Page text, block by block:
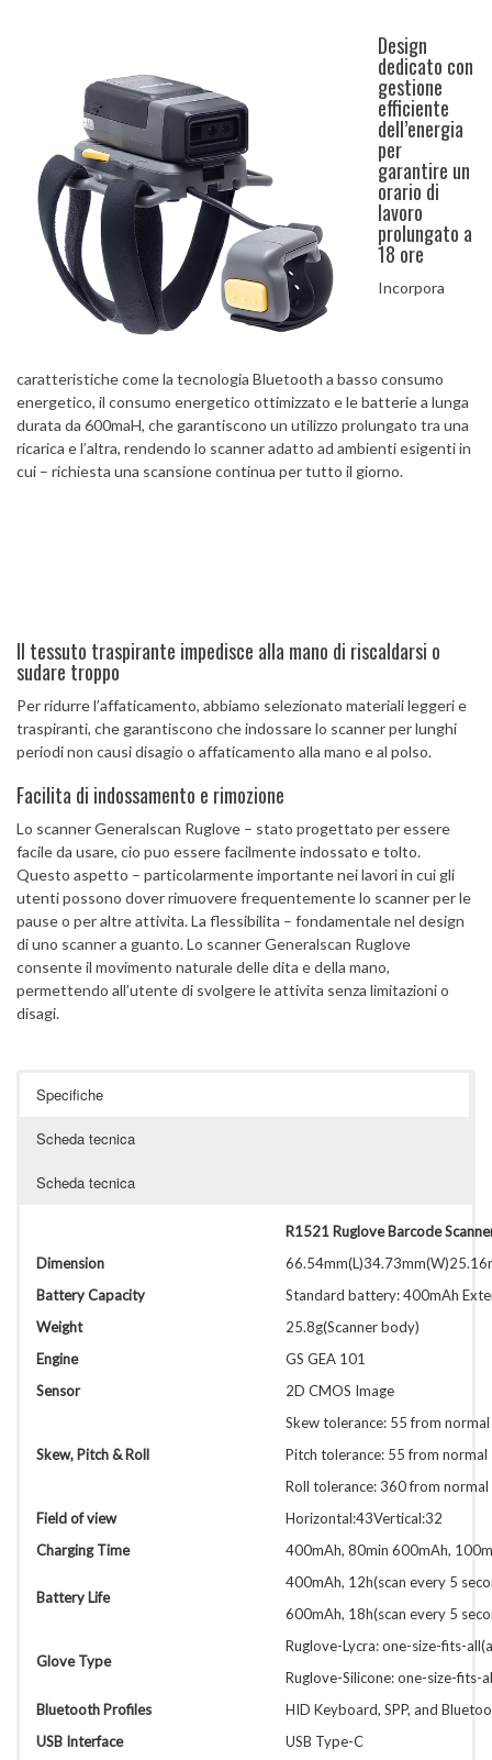
Design
dedicato con
gestione
efficiente
dell’energia
per
garantire un
orario di
lavoro
prolungato a
18 ore
Incorpora
caratteristiche come la tecnologia Bluetooth a basso consumo
energetico, il consumo energetico ottimizzato e le batterie a lunga
durata da 600maH, che garantiscono un utilizzo prolungato tra una
ricarica e l’altra, rendendo lo scanner adatto ad ambienti esigenti in
cui – richiesta una scansione continua per tutto il giorno.
Il tessuto traspirante impedisce alla mano di riscaldarsi o
sudare troppo
Per ridurre l’affaticamento, abbiamo selezionato materiali leggeri e
traspiranti, che garantiscono che indossare lo scanner per lunghi
periodi non causi disagio o affaticamento alla mano e al polso.
Facilita di indossamento e rimozione
Lo scanner Generalscan Ruglove – stato progettato per essere
facile da usare, cio puo essere facilmente indossato e tolto.
Questo aspetto – particolarmente importante nei lavori in cui gli
utenti possono dover rimuovere frequentemente lo scanner per le
pause o per altre attivita. La flessibilita – fondamentale nel design
di uno scanner a guanto. Lo scanner Generalscan Ruglove
consente il movimento naturale delle dita e della mano,
permettendo all’utente di svolgere le attivita senza limitazioni o
disagi.
Specifiche
Scheda tecnica
Scheda tecnica
R1521 Ruglove Barcode
Dimension
Battery Capacity
Standard battery: 400mAh
Weight
25.8g(Scanner body)
Engine
GS GEA 101
Sensor
2D CMOS Image
Skew, Pitch & Roll
Skew tolerance: 55 from normal
Pitch tolerance: 55 from normal
Roll tolerance: 360 from normal
Field of view
Horizontal:43Vertical:32
Charging Time
400mAh, 80min 600mAh,
Battery Life
400mAh, 12h(scan every 5
600mAh, 18h(scan every 5
Glove Type
Ruglove-Lycra: one-size-fits-
Ruglove-Silicone: one-size-fits-
Bluetooth Profiles
HID Keyboard, SPP, and
USB Interface
USB Type-C